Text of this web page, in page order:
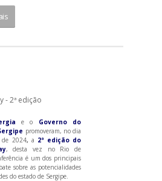
- 2ª edição
e o
Governo do
promoveram, no dia
de 2024, a 2ª edição do
, desta vez no Rio de
é um dos principais
sobre as potencialidades
do estado de Sergipe.